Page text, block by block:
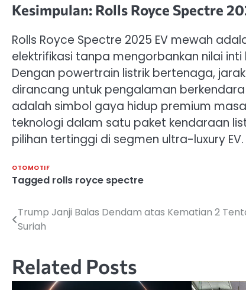
Kesimpulan: Rolls Royce Spectre
Rolls Royce Spectre 2025 EV mewah
elektrifikasi tanpa mengorbankan nilai
Dengan powertrain listrik bertenaga,
dirancang untuk pengalaman
adalah simbol gaya hidup premium
teknologi dalam satu paket kendaraan
pilihan tertinggi di segmen ultra-luxury EV.
OTOMOTIF
Tagged rolls royce spectre
Navigasi
Trump Janji Balas Dendam atas Kematian 2
Suriah
Related Posts